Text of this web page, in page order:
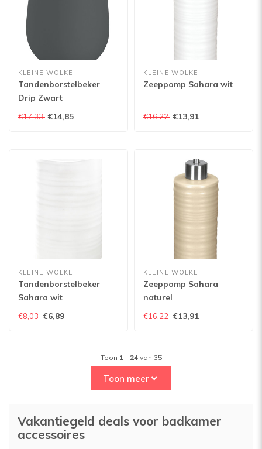
KLEINE WOLKE
Tandenborstelbeker
Drip Zwart
€17,33 €14,85
KLEINE WOLKE
Zeeppomp Sahara wit
€16,22 €13,91
KLEINE WOLKE
Tandenborstelbeker
Sahara wit
€8,03 €6,89
KLEINE WOLKE
Zeeppomp Sahara
naturel
€16,22 €13,91
Toon 1- 24van 35
Toon meer
Vakantiegeld deals voor badkamer
accessoires